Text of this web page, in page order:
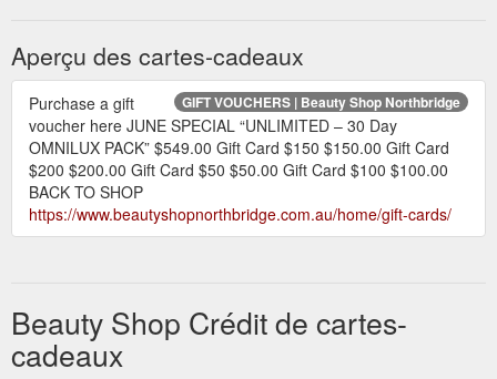
Aperçu des cartes-cadeaux
GIFT VOUCHERS | Beauty Shop Northbridge
Purchase a gift
voucher here JUNE SPECIAL “UNLIMITED – 30 Day
OMNILUX PACK” $549.00 Gift Card $150 $150.00 Gift Card
$200 $200.00 Gift Card $50 $50.00 Gift Card $100 $100.00
BACK TO SHOP
https://www.beautyshopnorthbridge.com.au/home/gift-cards/
Beauty Shop Crédit de cartes-
cadeaux